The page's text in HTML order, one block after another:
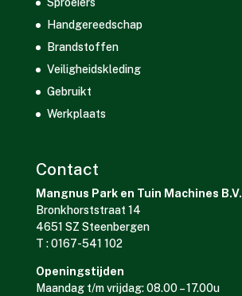
Handgereedschap
Brandstoffen
Veiligheidskleding
Gebruikt
Werkplaats
Contact
Mangnus Park en Tuin Machines B.V.
Bronkhorststraat 14
4651 SZ Steenbergen
T : 0167-541 102
Openingstijden
Maandag t/m vrijdag: 08.00 – 17.00u